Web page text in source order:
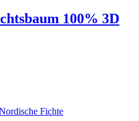
100% 3D